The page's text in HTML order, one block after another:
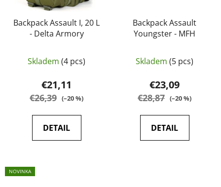
Backpack Assault I, 20 L
- Delta Armory
Skladem (4 pcs)
€21,11
€26,39 (–20 %)
DETAIL
Backpack Assault
Youngster - MFH
Skladem (5 pcs)
€23,09
€28,87 (–20 %)
DETAIL
NOVINKA